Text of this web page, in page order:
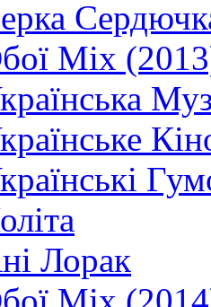
Mix
Лорак